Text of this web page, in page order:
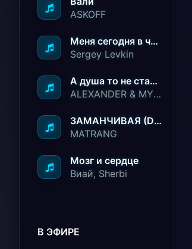
ASKOFF
Меня сегодня в чёрный список занесли
Sergey Levkin
А душа то не стареет
ALEXANDER & MY FAMILY
ЗАМАНЧИВАЯ (Deep House Remix)
MATRANG
Мозг и сердце
Виай, Sherbi
В ЭФИРЕ